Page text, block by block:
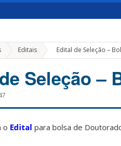
Editais » Edital de Seleção –
Seleção –
o Edital para bolsa de